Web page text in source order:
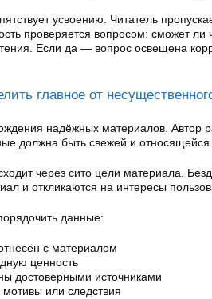
усвоению. Читатель
проверяется вопросом: сможет ли
Если да — вопрос освещена
главное от
надёжных материалов. Автор
должна быть свежей и относящейся
через сито цели материала.
и откликаются на интересы
данные:
с материалом
ценность
достоверными источниками
мотивы или следствия